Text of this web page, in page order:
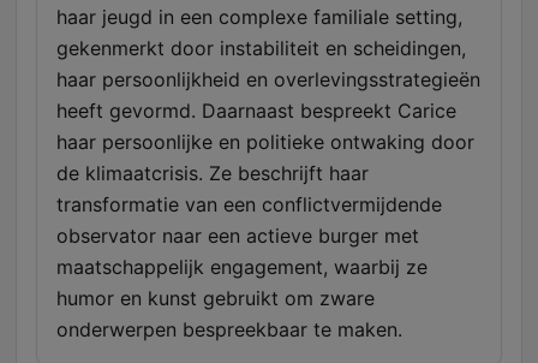
haar jeugd in een complexe familiale setting,
gekenmerkt door instabiliteit en scheidingen,
haar persoonlijkheid en overlevingsstrategieën
heeft gevormd. Daarnaast bespreekt Carice
haar persoonlijke en politieke ontwaking door
de klimaatcrisis. Ze beschrijft haar
transformatie van een conflictvermijdende
observator naar een actieve burger met
maatschappelijk engagement, waarbij ze
humor en kunst gebruikt om zware
onderwerpen bespreekbaar te maken.